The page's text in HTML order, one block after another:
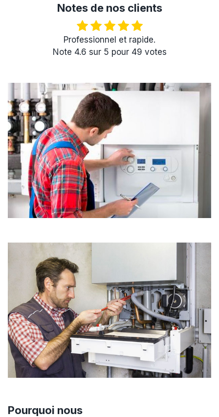
Notes de nos clients
Professionnel et rapide.
Note 4.6 sur 5 pour 49 votes
Pourquoi nous